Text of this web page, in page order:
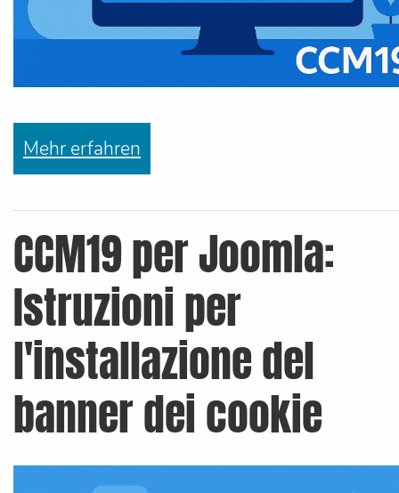
Mehr erfahren
CCM19 per Joomla:
Istruzioni per
l'installazione del
banner dei cookie